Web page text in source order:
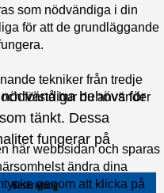
som nödvändiga i din
för att de grundläggande
tekniker från tredje
förstå hur du använder
här webbsidan och sparas
ändra dina
genom att klicka på
behövs för
tänkt. Dessa
fungerar på
Beskrivning